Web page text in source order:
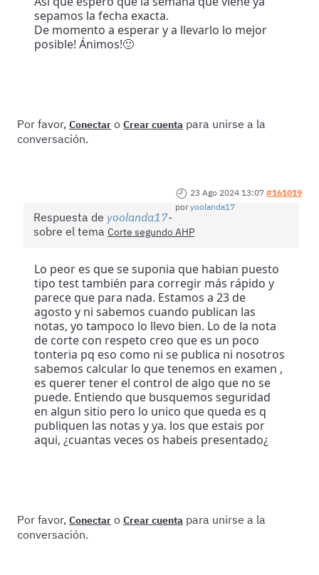
sepamos la fecha exacta.
De momento a esperar y a llevarlo lo mejor
posible! Ánimos!🙂
Por favor, Conectar o Crear cuenta para unirse a la
conversación.
23 Ago 2024 13:07 #161019
poryoolanda17
Respuesta de yoolanda17
sobre el tema Corte segundo AHP
Lo peor es que se suponia que habian puesto
tipo test también para corregir más rápido y
parece que para nada. Estamos a 23 de
agosto y ni sabemos cuando publican las
notas, yo tampoco lo llevo bien. Lo de la nota
de corte con respeto creo que es un poco
tonteria pq eso como ni se publica ni nosotros
sabemos calcular lo que tenemos en examen ,
es querer tener el control de algo que no se
puede. Entiendo que busquemos seguridad
en algun sitio pero lo unico que queda es q
publiquen las notas y ya. los que estais por
aqui, ¿cuantas veces os habeis presentado¿
Por favor, Conectar o Crear cuenta para unirse a la
conversación.